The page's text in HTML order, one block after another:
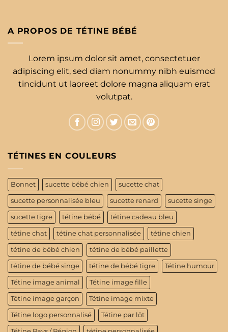
A PROPOS DE TÉTINE BÉBÉ
Lorem ipsum dolor sit amet, consectetuer
adipiscing elit, sed diam nonummy nibh euismod
tincidunt ut laoreet dolore magna aliquam erat
volutpat.
TÉTINES EN COULEURS
Bonnet sucette bébé chien sucette chat
sucette personnalisée bleu sucette renard sucette singe
sucette tigre tétine bébé tétine cadeau bleu
tétine chat tétine chat personnalisée tétine chien
tétine de bébé chien tétine de bébé paillette
tétine de bébé singe tétine de bébé tigre Tétine humour
Tétine image animal Tétine image fille
Tétine image garçon Tétine image mixte
Tétine logo personnalisé Tétine par lôt